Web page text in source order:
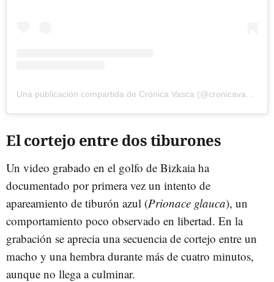
El cortejo entre dos tiburones
Un video grabado en el golfo de Bizkaia ha
documentado por primera vez un intento de
apareamiento de tiburón azul (Prionace glauca), un
comportamiento poco observado en libertad. En la
grabación se aprecia una secuencia de cortejo entre un
macho y una hembra durante más de cuatro minutos,
aunque no llega a culminar.